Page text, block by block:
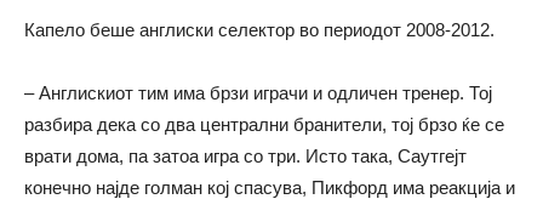
Капело беше англиски селектор во периодот 2008-2012.
– Англискиот тим има брзи играчи и одличен тренер. Тој
разбира дека со два централни бранители, тој брзо ќе се
врати дома, па затоа игра со три. Исто така, Саутгејт
конечно најде голман кој спасува, Пикфорд има реакција и